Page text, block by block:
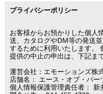
※メーカー発注品は除きます。
この日は出荷業務を行いませ
■営業日
営業時間：09:30～17:30
（電話対応休止時間：12:00～
プライバシーポリシー
お客様からお預かりした個人
送、カタログやDM等の発送
するために利用いたします。
提供の中止の申出は、下記ま
運営会社：エモーションズ株
店舗名： エース・オブ・パー
個人情報保護管理責任者： 新